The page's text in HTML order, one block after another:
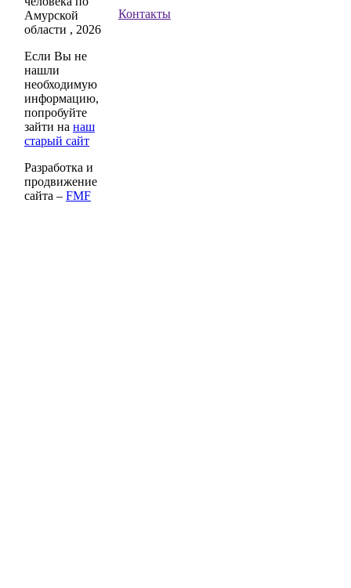
Амурской
области , 2026
Если Вы не
нашли
необходимую
информацию,
попробуйте
зайти на наш
старый сайт
Разработка и
продвижение
сайта – FMF
Контакты